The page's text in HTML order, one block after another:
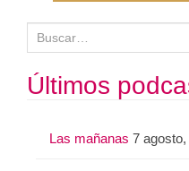
u
sÚltimos
Las mañanas 7